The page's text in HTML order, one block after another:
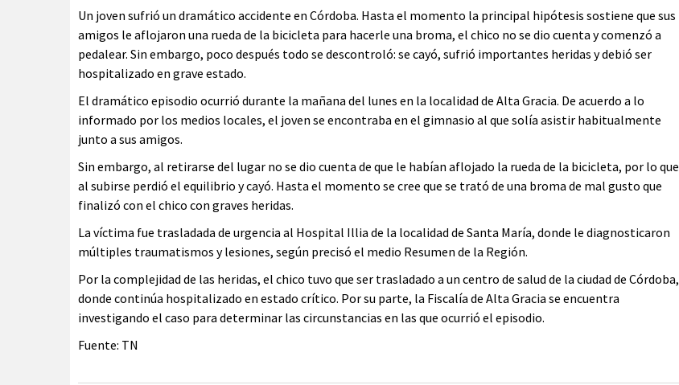
Un joven sufrió un dramático accidente en Córdoba. Hasta el momento la principal hipótesis sostiene que sus
amigos le aflojaron una rueda de la bicicleta para hacerle una broma, el chico no se dio cuenta y comenzó a
pedalear. Sin embargo, poco después todo se descontroló: se cayó, sufrió importantes heridas y debió ser
hospitalizado en grave estado.
El dramático episodio ocurrió durante la mañana del lunes en la localidad de Alta Gracia. De acuerdo a lo
informado por los medios locales, el joven se encontraba en el gimnasio al que solía asistir habitualmente
junto a sus amigos.
Sin embargo, al retirarse del lugar no se dio cuenta de que le habían aflojado la rueda de la bicicleta, por lo que
al subirse perdió el equilibrio y cayó. Hasta el momento se cree que se trató de una broma de mal gusto que
finalizó con el chico con graves heridas.
La víctima fue trasladada de urgencia al Hospital Illia de la localidad de Santa María, donde le diagnosticaron
múltiples traumatismos y lesiones, según precisó el medio Resumen de la Región.
Por la complejidad de las heridas, el chico tuvo que ser trasladado a un centro de salud de la ciudad de Córdoba,
donde continúa hospitalizado en estado crítico. Por su parte, la Fiscalía de Alta Gracia se encuentra
investigando el caso para determinar las circunstancias en las que ocurrió el episodio.
Fuente: TN